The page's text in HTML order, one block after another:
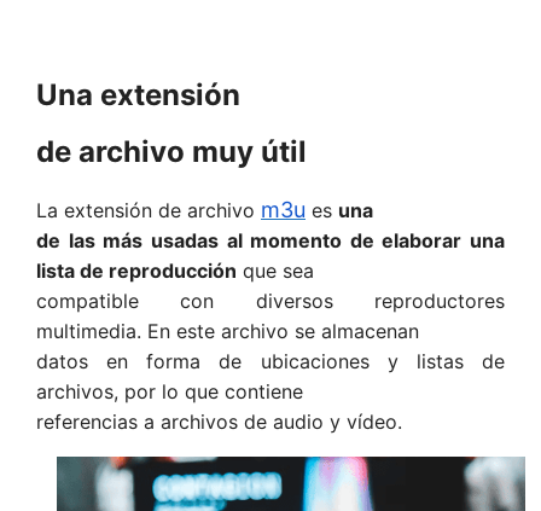
Una extensión
de archivo muy útil
La extensión de archivo m3u es una
de las más usadas al momento de elaborar una
lista de reproducción que sea
compatible con diversos reproductores
multimedia. En este archivo se almacenan
datos en forma de ubicaciones y listas de
archivos, por lo que contiene
referencias a archivos de audio y vídeo.